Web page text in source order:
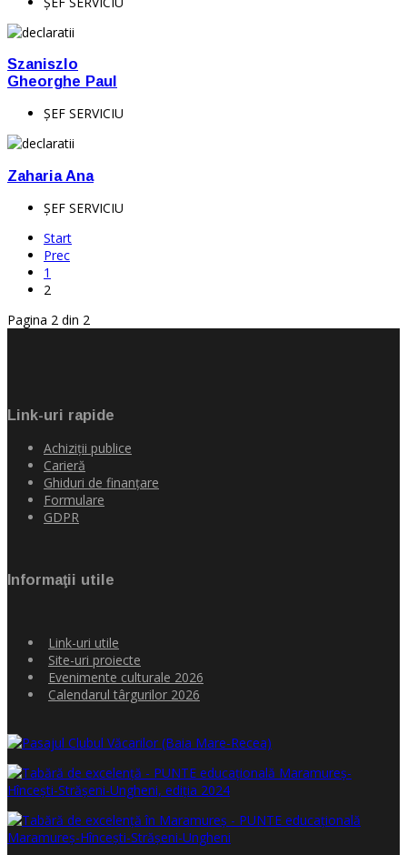
Szaniszlo
Gheorghe Paul
ŞEF SERVICIU
Zaharia Ana
ŞEF SERVICIU
Start
Prec
1
2
Pagina 2 din 2
Link-uri rapide
Achiziţii publice
Carieră
Ghiduri de finanţare
Formulare
GDPR
Informaţii utile
Link-uri utile
Site-uri proiecte
Evenimente culturale 2026
Calendarul târgurilor 2026